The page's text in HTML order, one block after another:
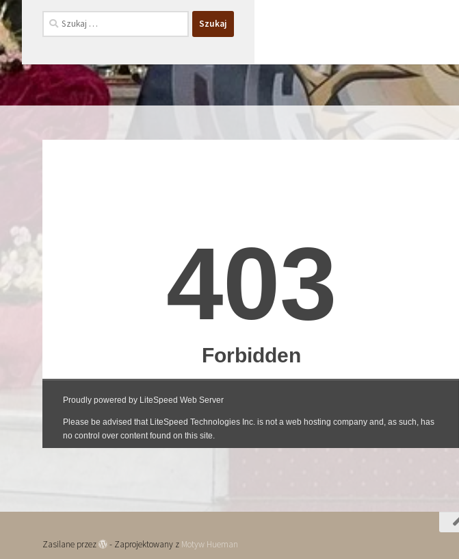
Szukaj:
Zasilane przez - Zaprojektowany z Motyw Hueman